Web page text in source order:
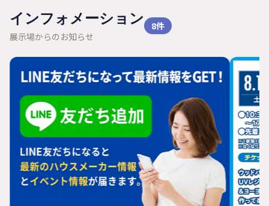
インフォメーション
展示場からのお知らせ
8件